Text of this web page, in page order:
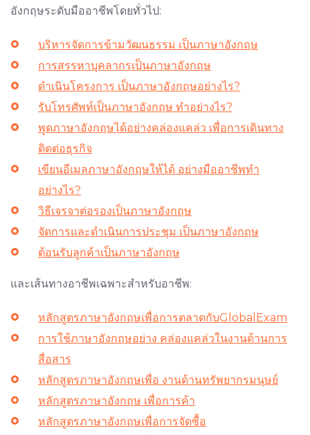
อังกฤษระดับมืออาชีพโดยทั่วไป:
บริหารจัดการข้ามวัฒนธรรม เป็นภาษาอังกฤษ
การสรรหาบุคลากรเป็นภาษาอังกฤษ
ดำเนินโครงการ เป็นภาษาอังกฤษอย่างไร?
รับโทรศัพท์เป็นภาษาอังกฤษ ทำอย่างไร?
พูดภาษาอังกฤษได้อย่างคล่องแคล่ว เพื่อการเดินทาง
ติดต่อธุรกิจ
เขียนอีเมลภาษาอังกฤษให้ได้ อย่างมืออาชีพทำ
อย่างไร?
วิธีเจรจาต่อรองเป็นภาษาอังกฤษ
จัดการและดำเนินการประชุม เป็นภาษาอังกฤษ
ต้อนรับลูกค้าเป็นภาษาอังกฤษ
และเส้นทางอาชีพเฉพาะสำหรับอาชีพ:
หลักสูตรภาษาอังกฤษเพื่อการตลาดกับGlobalExam
การใช้ภาษาอังกฤษอย่าง คล่องแคล่วในงานด้านการ
สื่อสาร
หลักสูตรภาษาอังกฤษเพื่อ งานด้านทรัพยากรมนุษย์
หลักสูตรภาษาอังกฤษ เพื่อการค้า
หลักสูตรภาษาอังกฤษเพื่อการจัดซื้อ